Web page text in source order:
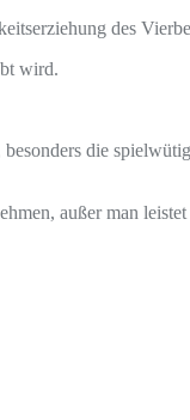
des
wird.
die
außer man